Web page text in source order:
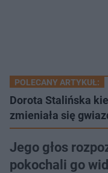
POLECANY ARTYKUŁ:
Dorota Stalińska
zmieniała się
Jego głos
pokochali go